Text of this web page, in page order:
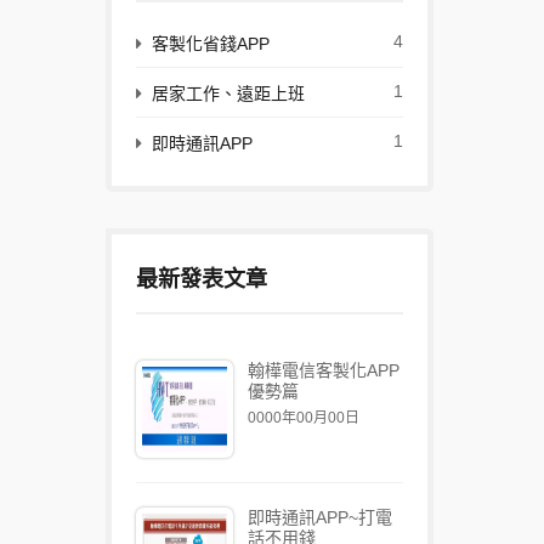
客製化省錢APP 4
居家工作、遠距上班 1
即時通訊APP 1
最新發表文章
翰樺電信客製化APP
優勢篇
0000年00月00日
即時通訊APP~打電
話不用錢